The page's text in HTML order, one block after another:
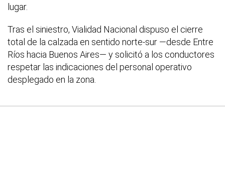
lugar.
Tras el siniestro, Vialidad Nacional dispuso el cierre
total de la calzada en sentido norte-sur —desde Entre
Ríos hacia Buenos Aires— y solicitó a los conductores
respetar las indicaciones del personal operativo
desplegado en la zona.